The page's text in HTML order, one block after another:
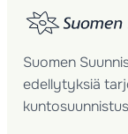
Suomen
edellytyksiä